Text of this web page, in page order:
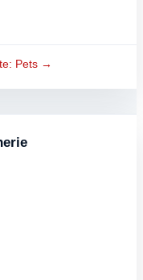
Pets →